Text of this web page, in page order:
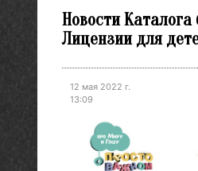
Новости Каталога
Лицензии для
12 мая 2022 г.
13:09